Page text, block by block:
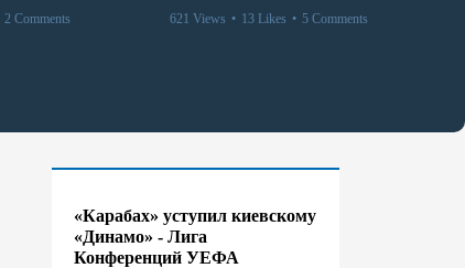
2 Comments
621 Views • 13 Likes • 5 Comments
«Карабах» уступил киевскому
«Динамо» - Лига
Конференций УЕФА